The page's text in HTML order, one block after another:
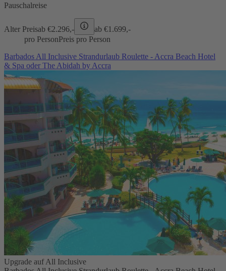
Pauschalreise
Alter Preisab €2.296,- ab €1.699,-
pro PersonPreis pro Person
Barbados All Inclusive Strandurlaub Roulette - Accra Beach Hotel
& Spa oder The Abidah by Accra
Upgrade auf All Inclusive